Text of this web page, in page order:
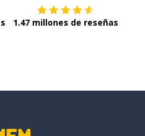
1.47 millones de reseñas